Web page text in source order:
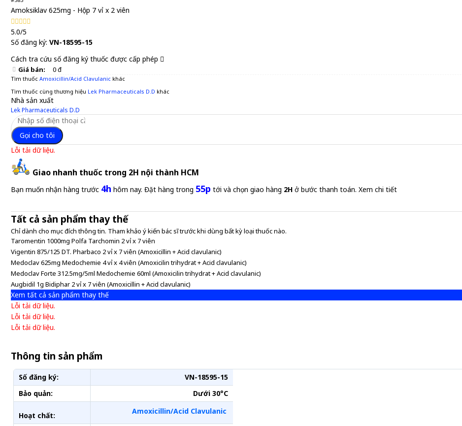
Amoksiklav 625mg - Hộp 7 vỉ x 2 viên
5.0/5
Số đăng ký: VN-18595-15
Cách tra cứu số đăng ký thuốc được cấp phép
Giá bán: 0 đ
Tìm thuốc Amoxicillin/Acid Clavulanic khác
Tìm thuốc cùng thương hiệu Lek Pharmaceuticals D.D khác
Nhà sản xuất
Lek Pharmaceuticals D.D
Gọi cho tôi
Lỗi tải dữ liệu.
Giao nhanh thuốc trong 2H nội thành HCM
Bạn muốn nhận hàng trước 4h hôm nay. Đặt hàng trong 55p tới và chọn giao hàng 2H ở bước thanh toán. Xem chi tiết
Tất cả sản phẩm thay thế
Chỉ dành cho mục đích thông tin. Tham khảo ý kiến bác sĩ trước khi dùng bất kỳ loại thuốc nào.
Taromentin 1000mg Polfa Tarchomin 2 vỉ x 7 viên
Vigentin 875/125 DT. Pharbaco 2 vỉ x 7 viên (Amoxicillin + Acid clavulanic)
Medoclav 625mg Medochemie 4 vỉ x 4 viên (Amoxicilin trihydrat + Acid clavulanic)
Medoclav Forte 312.5mg/5ml Medochemie 60ml (Amoxicilin trihydrat + Acid clavulanic)
Augbidil 1g Bidiphar 2 vỉ x 7 viên (Amoxicillin + Acid clavulanic)
Xem tất cả sản phẩm thay thế
Lỗi tải dữ liệu.
Lỗi tải dữ liệu.
Lỗi tải dữ liệu.
Thông tin sản phẩm
Số đăng ký:
VN-18595-15
Bảo quản:
Dưới 30°C
Hoạt chất: Amoxicillin/Acid Clavulanic